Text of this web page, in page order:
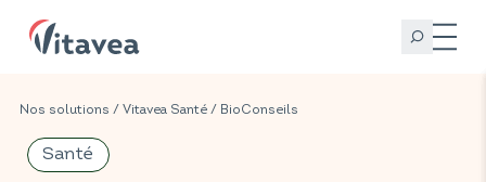
Nos solutions / Vitavea Santé / BioConseils
Santé